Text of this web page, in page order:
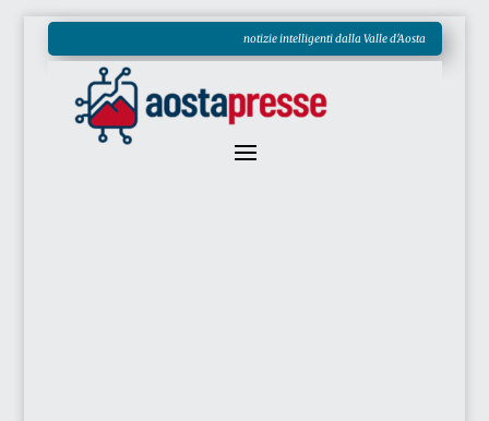
notizie intelligenti dalla Valle d'Aosta